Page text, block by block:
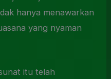
hanya menawarkan
yang nyaman
itu telah